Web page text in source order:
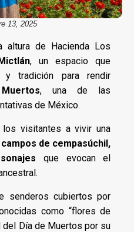
13, 2025
altura de Hacienda Los
, un espacio que
y tradición para rendir
, una de las
de México.
visitantes a vivir una
campos de cempasúchil,
que evocan el
senderos cubiertos por
como “flores de
Día de Muertos por su